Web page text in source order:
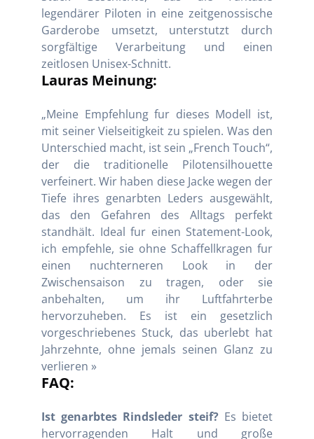
legendärer Piloten in eine zeitgenossische
Garderobe umsetzt, unterstutzt durch
sorgfältige Verarbeitung und einen
zeitlosen Unisex-Schnitt.
Lauras Meinung:
„Meine Empfehlung fur dieses Modell ist,
mit seiner Vielseitigkeit zu spielen. Was den
Unterschied macht, ist sein „French Touch“,
der die traditionelle Pilotensilhouette
verfeinert. Wir haben diese Jacke wegen der
Tiefe ihres genarbten Leders ausgewählt,
das den Gefahren des Alltags perfekt
standhält. Ideal fur einen Statement-Look,
ich empfehle, sie ohne Schaffellkragen fur
einen nuchterneren Look in der
Zwischensaison zu tragen, oder sie
anbehalten, um ihr Luftfahrterbe
hervorzuheben. Es ist ein gesetzlich
vorgeschriebenes Stuck, das uberlebt hat
Jahrzehnte, ohne jemals seinen Glanz zu
verlieren »
FAQ:
Ist genarbtes Rindsleder steif?Es bietet
hervorragenden Halt und große